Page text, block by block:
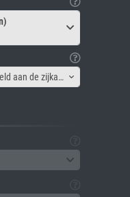
Canvas lijst - Afbeelding gespiegeld aan de zijkant